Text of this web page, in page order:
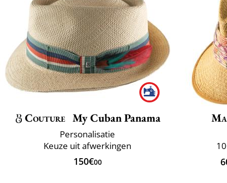
Couture My Cuban Panama
Personalisatie
Keuze uit afwerkingen
150€00